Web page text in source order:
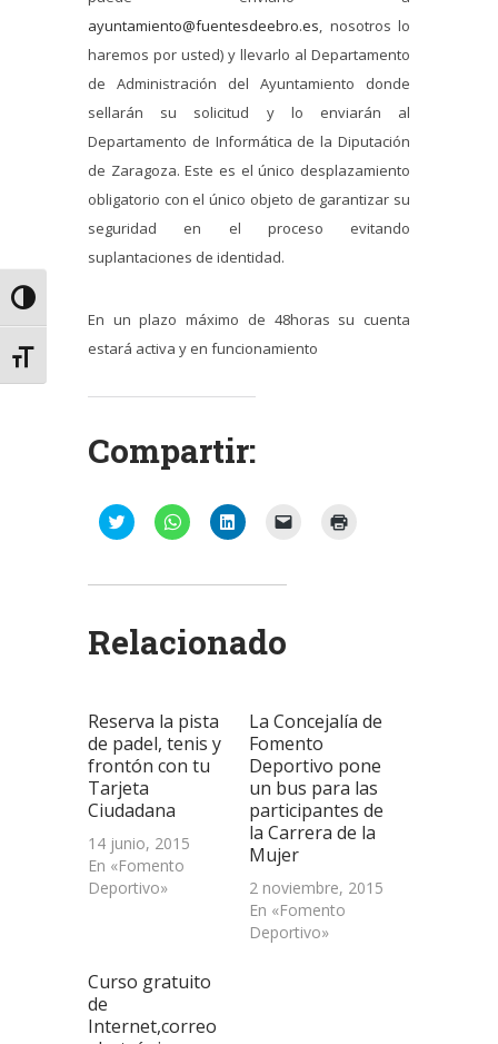
Alternar alto contraste
Alternar tamaño de letra
ayuntamiento@fuentesdeebro.es, nosotros lo
haremos por usted) y llevarlo al Departamento
de Administración del Ayuntamiento donde
sellarán su solicitud y lo enviarán al
Departamento de Informática de la Diputación
de Zaragoza. Este es el único desplazamiento
obligatorio con el único objeto de garantizar su
seguridad en el proceso evitando
suplantaciones de identidad.
En un plazo máximo de 48horas su cuenta
estará activa y en funcionamiento
Compartir:
Haz
clic
Twitter
en
una
Haz
clic
WhatsApp
en
una
Haz
clic
LinkedIn
en
una
en
una
ventana
nueva)
Relacionado
Reserva la pista
de padel, tenis y
frontón con tu
Tarjeta
Ciudadana
14 junio, 2015
En «Fomento
Deportivo»
La Concejalía de
Fomento
Deportivo pone
un bus para las
participantes de
la Carrera de la
Mujer
2 noviembre, 2015
En «Fomento
Deportivo»
Curso gratuito
de
Internet,correo